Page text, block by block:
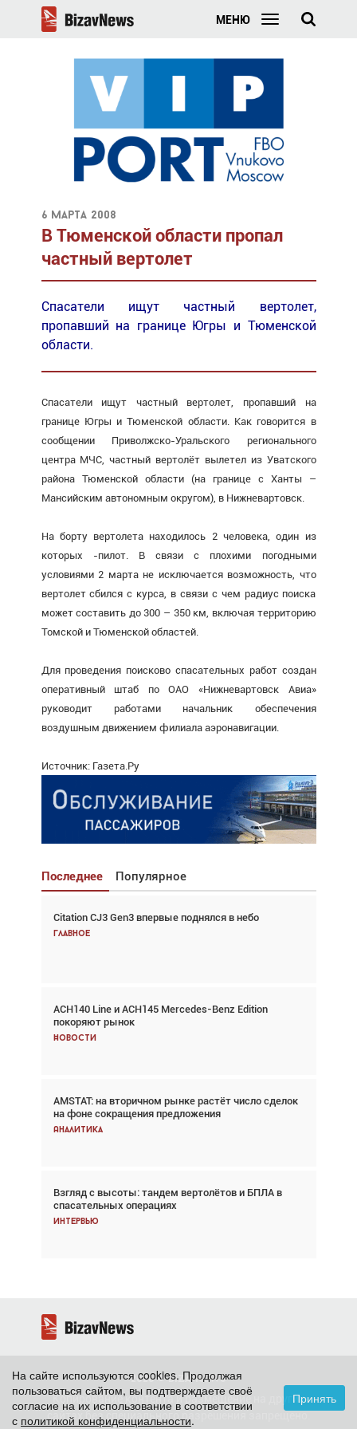
МЕНЮ
6 марта 2008
В Тюменской области пропал
частный вертолет
Спасатели ищут частный вертолет,
пропавший на границе Югры и Тюменской
области.
Спасатели ищут частный вертолет, пропавший на
границе Югры и Тюменской области. Как говорится в
сообщении Приволжско-Уральского регионального
центра МЧС, частный вертолёт вылетел из Уватского
района Тюменской области (на границе с Ханты –
Мансийским автономным округом), в Нижневартовск.
На борту вертолета находилось 2 человека, один из
которых -пилот. В связи с плохими погодными
условиями 2 марта не исключается возможность, что
вертолет сбился с курса, в связи с чем радиус поиска
может составить до 300 – 350 км, включая территорию
Томской и Тюменской областей.
Для проведения поисково спасательных работ создан
оперативный штаб по ОАО «Нижневартовск Авиа»
руководит работами начальник обеспечения
воздушным движением филиала аэронавигации.
Источник: Газета.Ру
Последнее Популярное
Citation CJ3 Gen3 впервые поднялся в небо
Главное
ACH140 Line и ACH145 Mercedes-Benz Edition
покоряют рынок
Новости
AMSTAT: на вторичном рынке растёт число сделок
на фоне сокращения предложения
Аналитика
Взгляд с высоты: тандем вертолётов и БПЛА в
спасательных операциях
Интервью
Взгляд с высоты: тандем вертолётов и БПЛА в
спасательных операциях
Авиационный фотограф Дэйв Кох: «Фотография
говорит сама за себя... а ИИ всё портит»
Новости
В городах чемпионата мира наблюдался подъём,
хотя общий трафик снизился
Аналитика
Частный самолёт – это актив. Подходите к
покупке соответствующим образом
Интервью
2026 ©BizavNews
Копирование контента и размещение на других
сайтах без специального разрешения запрещено.
На сайте используются cookies. Продолжая
пользоваться сайтом, вы подтверждаете своё
согласие на их использование в соответствии
с политикой конфиденциальности.
Принять